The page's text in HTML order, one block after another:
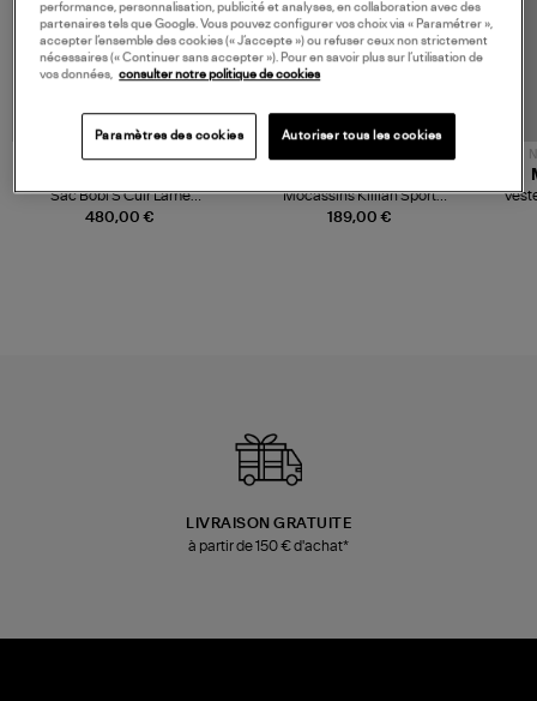
480,00 €
Sac Bobi S Cuir Lamé
Champagne
189,00 €
Mocassins Killian Sport
Mousse
LIVRAISON GRATUITE
à partir de 150 € d'achat*
performance, personnalisation, publicité et analyses, en collaboration avec des
partenaires tels que Google. Vous pouvez configurer vos choix via « Paramétrer »,
accepter l’ensemble des cookies (« J’accepte ») ou refuser ceux non strictement
nécessaires (« Continuer sans accepter »). Pour en savoir plus sur l’utilisation de
vos données, consulter notre politique de cookies
Paramètres des cookies Autoriser tous les cookies